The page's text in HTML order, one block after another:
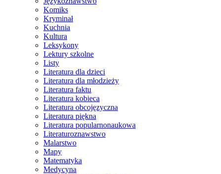
Komiks
Kryminał
Kuchnia
Kultura
Leksykony
Lektury szkolne
Listy
Literatura dla dzieci
Literatura dla młodzieży
Literatura faktu
Literatura kobieca
Literatura obcojęzyczna
Literatura piękna
Literatura popularnonaukowa
Literaturoznawstwo
Malarstwo
Mapy
Matematyka
Medycyna